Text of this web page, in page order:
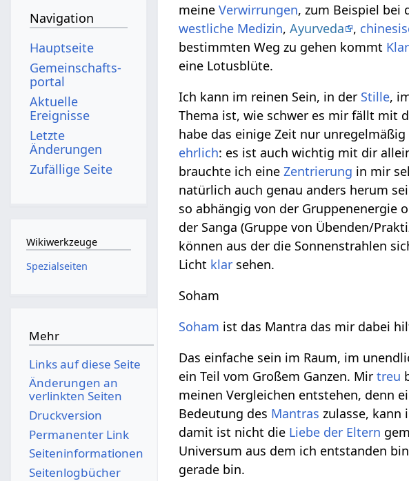
meineVerwirrungen, zum Beispiel bei
westliche Medizin,Ayurveda ,
bestimmten Weg zu gehen kommt
eine Lotusblüte.
Ich kann im reinen Sein, in der Stille,
Thema ist, wie schwer es mir fällt mit
habe das einige Zeit nur
ehrlich: es ist auch wichtig mit dir
brauchte ich eineZentrierung in mir
natürlich auch genau anders herum
so abhängig von der Gruppenenergie
der Sanga (Gruppe von Übenden/
können aus der die Sonnenstrahlen
Licht klar sehen.
Soham
Soham ist das Mantra das mir dabei
Das einfache sein im Raum, im
ein Teil vom Großem Ganzen. Mirtreu
meinen Vergleichen entstehen, denn
Bedeutung des Mantras zulasse, kann
damit ist nicht die Liebe der Eltern
Universum aus dem ich entstanden
gerade bin.
Navigation
Hauptseite
Gemeinschafts­
portal
Aktuelle
Ereignisse
Letzte
Änderungen
Zufällige Seite
Wikiwerkzeuge
Spezialseiten
Mehr
Links auf diese Seite
Änderungen an
verlinkten Seiten
Druckversion
Permanenter Link
Seiten­­informationen
Seitenlogbücher